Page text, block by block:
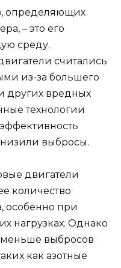
определяющих
– это его
среду.
считались
из-за большего
других вредных
технологии
выбросы.
двигатели
количество
особенно при
нагрузках. Однако
выбросов
как азотные